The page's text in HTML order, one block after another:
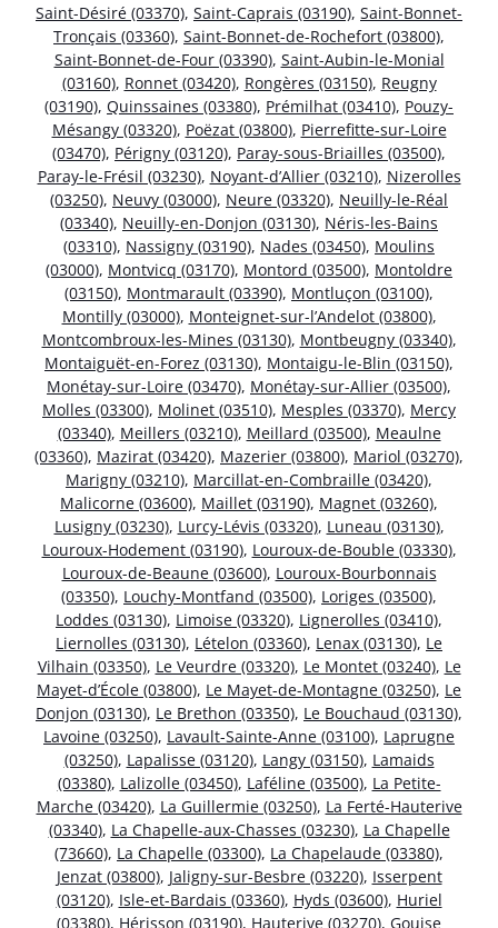
Saint-Désiré (03370), Saint-Caprais (03190), Saint-Bonnet-
Tronçais (03360), Saint-Bonnet-de-Rochefort (03800),
Saint-Bonnet-de-Four (03390), Saint-Aubin-le-Monial
(03160), Ronnet (03420), Rongères (03150), Reugny
(03190), Quinssaines (03380), Prémilhat (03410), Pouzy-
Mésangy (03320), Poëzat (03800), Pierrefitte-sur-Loire
(03470), Périgny (03120), Paray-sous-Briailles (03500),
Paray-le-Frésil (03230), Noyant-d’Allier (03210), Nizerolles
(03250), Neuvy (03000), Neure (03320), Neuilly-le-Réal
(03340), Neuilly-en-Donjon (03130), Néris-les-Bains
(03310), Nassigny (03190), Nades (03450), Moulins
(03000), Montvicq (03170), Montord (03500), Montoldre
(03150), Montmarault (03390), Montluçon (03100),
Montilly (03000), Monteignet-sur-l’Andelot (03800),
Montcombroux-les-Mines (03130), Montbeugny (03340),
Montaiguët-en-Forez (03130), Montaigu-le-Blin (03150),
Monétay-sur-Loire (03470), Monétay-sur-Allier (03500),
Molles (03300), Molinet (03510), Mesples (03370), Mercy
(03340), Meillers (03210), Meillard (03500), Meaulne
(03360), Mazirat (03420), Mazerier (03800), Mariol (03270),
Marigny (03210), Marcillat-en-Combraille (03420),
Malicorne (03600), Maillet (03190), Magnet (03260),
Lusigny (03230), Lurcy-Lévis (03320), Luneau (03130),
Louroux-Hodement (03190), Louroux-de-Bouble (03330),
Louroux-de-Beaune (03600), Louroux-Bourbonnais
(03350), Louchy-Montfand (03500), Loriges (03500),
Loddes (03130), Limoise (03320), Lignerolles (03410),
Liernolles (03130), Lételon (03360), Lenax (03130), Le
Vilhain (03350), Le Veurdre (03320), Le Montet (03240), Le
Mayet-d’École (03800), Le Mayet-de-Montagne (03250), Le
Donjon (03130), Le Brethon (03350), Le Bouchaud (03130),
Lavoine (03250), Lavault-Sainte-Anne (03100), Laprugne
(03250), Lapalisse (03120), Langy (03150), Lamaids
(03380), Lalizolle (03450), Laféline (03500), La Petite-
Marche (03420), La Guillermie (03250), La Ferté-Hauterive
(03340), La Chapelle-aux-Chasses (03230), La Chapelle
(73660), La Chapelle (03300), La Chapelaude (03380),
Jenzat (03800), Jaligny-sur-Besbre (03220), Isserpent
(03120), Isle-et-Bardais (03360), Hyds (03600), Huriel
(03380), Hérisson (03190), Hauterive (03270), Gouise